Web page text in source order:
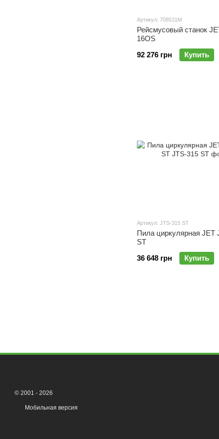
Артикул: 708531M
Рейсмусовый станок
16OS
92 276 грн
Купить
Артикул: JTS-315 ST
Пила циркулярная JET
ST
36 648 грн
Купить
© 2001 - 2026
Мобильная версия